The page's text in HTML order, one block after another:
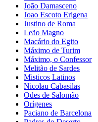
João Damasceno
Joao Escoto Erigena
Justino de Roma
Leão Magno
Macário do Egito
Máximo de Turim
Máximo, o Confessor
Melitão de Sardes
Misticos Latinos
Nicolau Cabasilas
Odes de Salomão
Orígenes
Paciano de Barcelona